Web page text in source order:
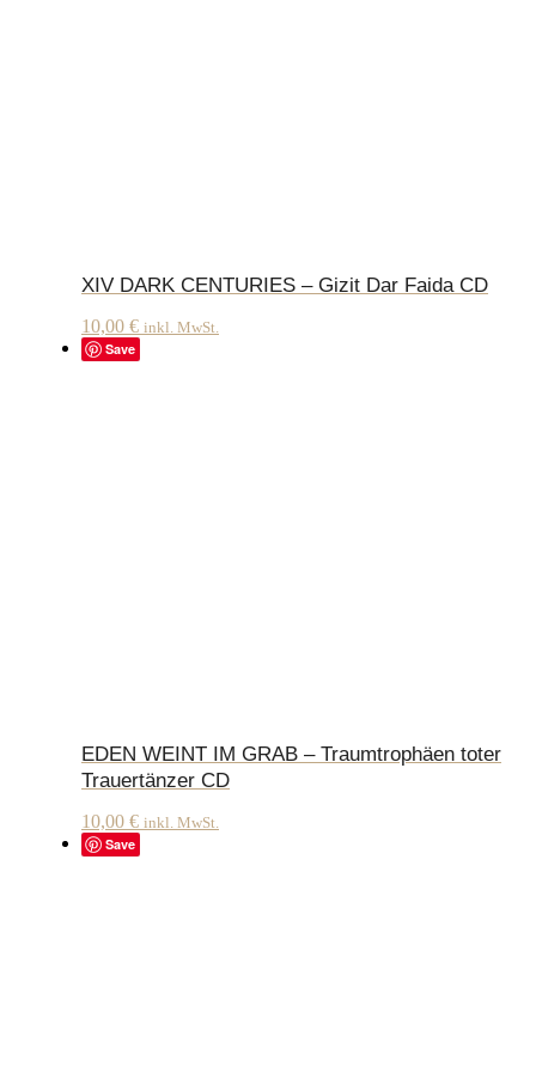
XIV DARK CENTURIES – Gizit Dar Faida CD
10,00 € inkl. MwSt.
Save
EDEN WEINT IM GRAB – Traumtrophäen toter
Trauertänzer CD
10,00 € inkl. MwSt.
Save